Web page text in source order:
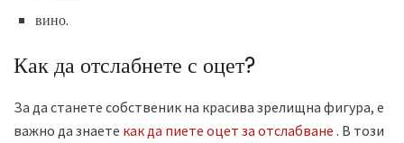
вино.
Как да отслабнете с оцет?
За да станете собственик на красива зрелищна фигура, е
важно да знаете как да пиете оцет за отслабване . В този